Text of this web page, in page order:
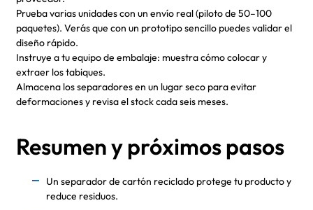
Prueba varias unidades con un envío real (piloto de 50–100
paquetes). Verás que con un prototipo sencillo puedes validar el
diseño rápido.
Instruye a tu equipo de embalaje: muestra cómo colocar y
extraer los tabiques.
Almacena los separadores en un lugar seco para evitar
deformaciones y revisa el stock cada seis meses.
Resumen y próximos pasos
Un separador de cartón reciclado protege tu producto y
reduce residuos.